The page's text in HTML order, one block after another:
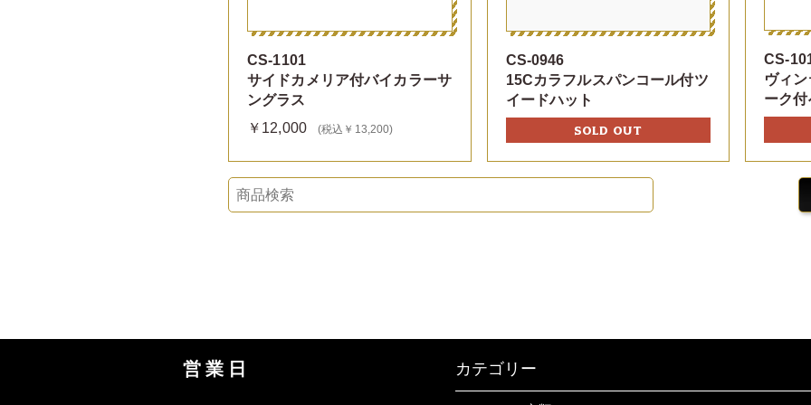
CS-1101
サイドカメリア付バイカラーサ
ングラス
￥12,000
(税込￥13,200)
CS-0946
15Cカラフルスパンコール付ツ
イードハット
SOLD OUT
CS-
ヴィ
ーク
営業日 カテゴリー